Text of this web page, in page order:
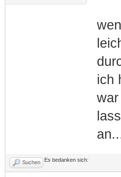
ich
Suchen Es bedanken sich: